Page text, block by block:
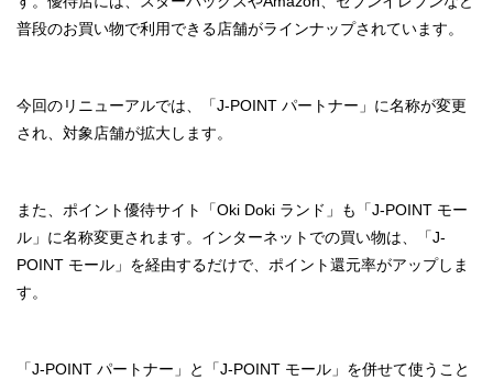
普段のお買い物で利用できる店舗がラインナップされています。
今回のリニューアルでは、「J-POINT パートナー」に名称が変更
され、対象店舗が拡大します。
また、ポイント優待サイト「Oki Doki ランド」も「J-POINT モー
ル」に名称変更されます。インターネットでの買い物は、「J-
POINT モール」を経由するだけで、ポイント還元率がアップしま
す。
「J-POINT パートナー」と「J-POINT モール」を併せて使うこと